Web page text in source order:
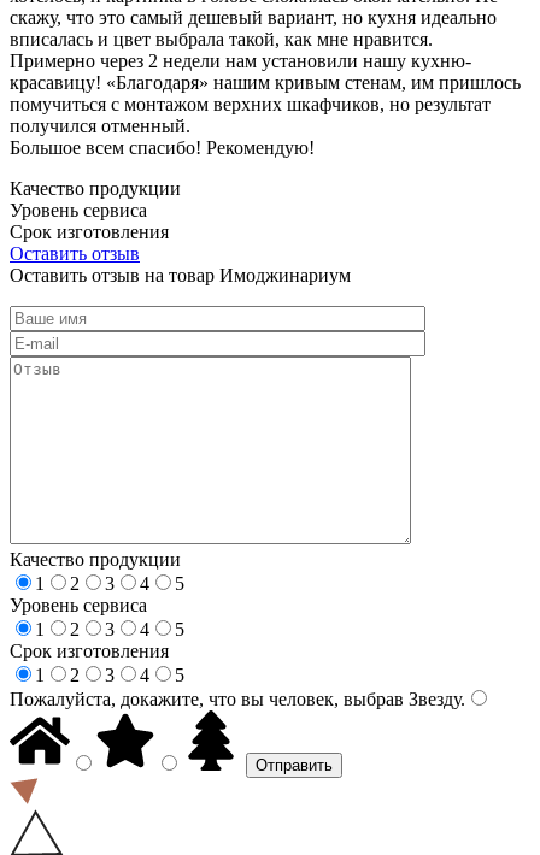
скажу, что это самый дешевый вариант, но кухня идеально
вписалась и цвет выбрала такой, как мне нравится.
Примерно через 2 недели нам установили нашу кухню-
красавицу! «Благодаря» нашим кривым стенам, им пришлось
помучиться с монтажом верхних шкафчиков, но результат
получился отменный.
Большое всем спасибо! Рекомендую!
Качество продукции
Уровень сервиса
Срок изготовления
Оставить отзыв
Оставить отзыв на товар Имоджинариум
Качество продукции
1
2 3 4
5
Уровень сервиса
1
2 3 4
5
Срок изготовления
1
2 3 4
5
Пожалуйста, докажите, что вы человек, выбрав Звезду.